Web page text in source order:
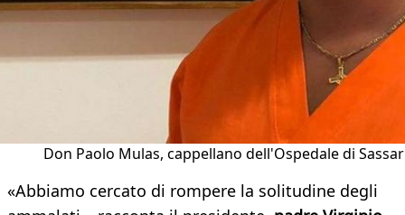
Don Paolo Mulas, cappellano dell'Ospedale di
«Abbiamo cercato di rompere la solitudine degli